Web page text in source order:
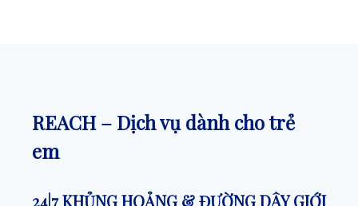
REACH – Dịch vụ dành cho trẻ
em
24|7 KHỦNG HOẢNG & ĐƯỜNG DÂY GIỚI